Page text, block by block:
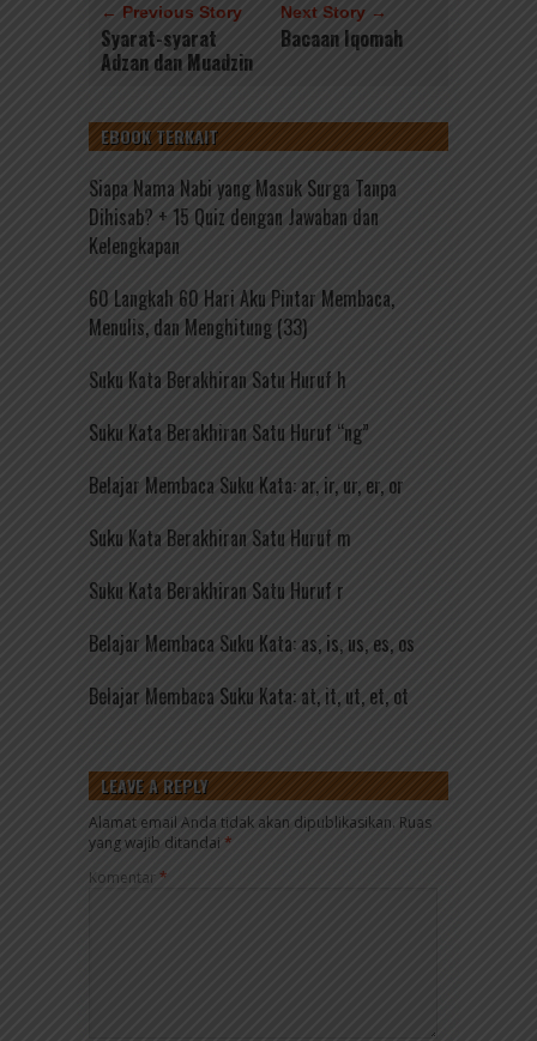
← Previous Story
Syarat-syarat
Adzan dan Muadzin
Next Story →
Bacaan Iqomah
EBOOK TERKAIT
Siapa Nama Nabi yang Masuk Surga Tanpa
Dihisab? + 15 Quiz dengan Jawaban dan
Kelengkapan
60 Langkah 60 Hari Aku Pintar Membaca,
Menulis, dan Menghitung (33)
Suku Kata Berakhiran Satu Huruf h
Suku Kata Berakhiran Satu Huruf “ng”
Belajar Membaca Suku Kata: ar, ir, ur, er, or
Suku Kata Berakhiran Satu Huruf m
Suku Kata Berakhiran Satu Huruf r
Belajar Membaca Suku Kata: as, is, us, es, os
Belajar Membaca Suku Kata: at, it, ut, et, ot
LEAVE A REPLY
Alamat email Anda tidak akan dipublikasikan. Ruas
yang wajib ditandai *
Komentar*